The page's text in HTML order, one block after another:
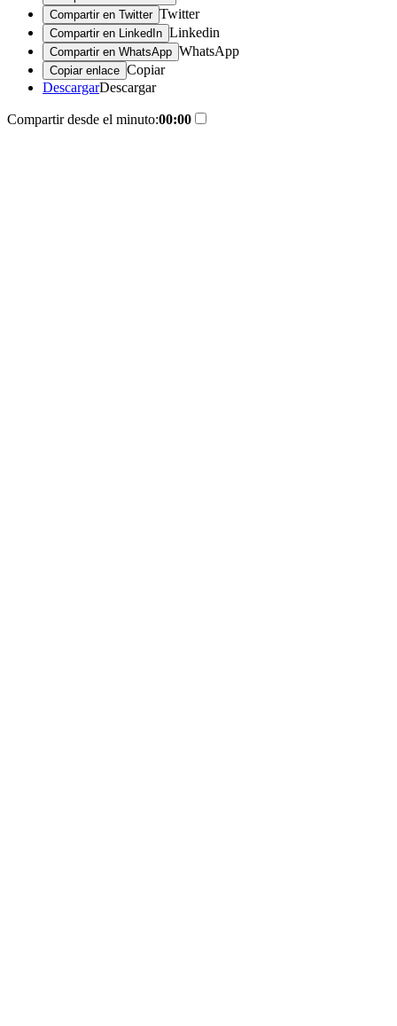
Compartir en Twitter Twitter
Compartir en LinkedIn Linkedin
Compartir en WhatsApp WhatsApp
Copiar enlace Copiar
DescargarDescargar
Compartir desde el minuto:00:00